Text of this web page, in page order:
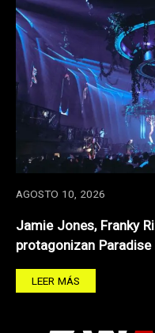
AGOSTO 10, 2026
Jamie Jones, Franky
protagonizan
LEER MÁS